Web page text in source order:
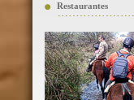
Restaurantes